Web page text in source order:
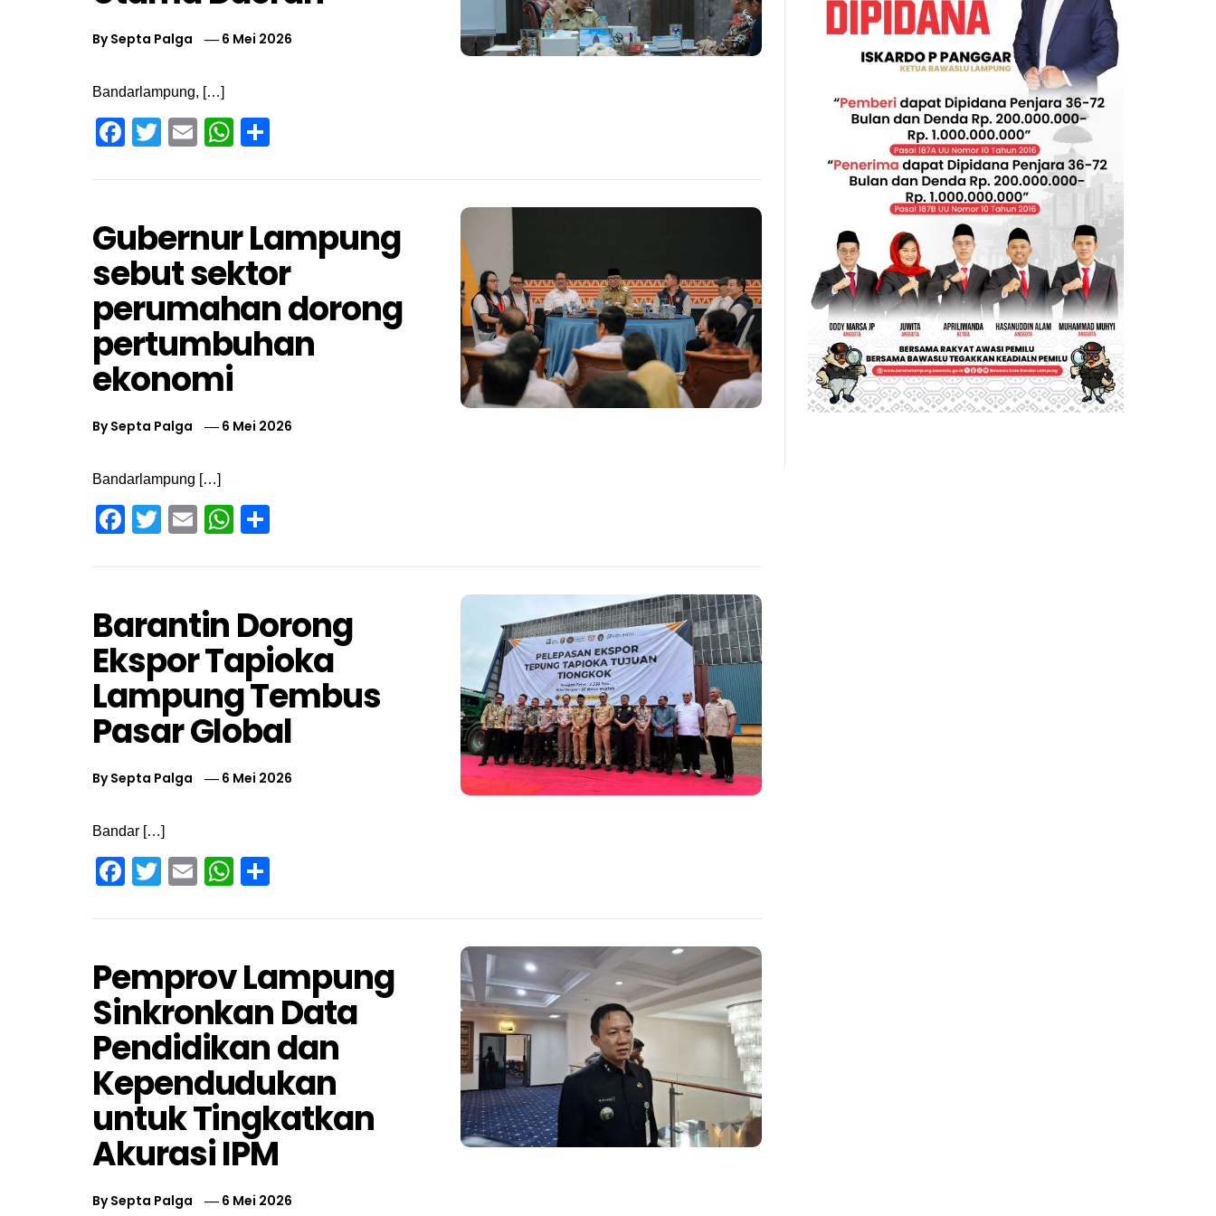
BySepta Palga 6 Mei 2026
Bandarlampung, […]
Facebook
TwitterEmailWhatsApp
Gubernur Lampung
sebut sektor
perumahan dorong
pertumbuhan
ekonomi
BySepta Palga 6 Mei 2026
Bandarlampung […]
Facebook
TwitterEmailWhatsApp
Barantin Dorong
Ekspor Tapioka
Lampung Tembus
Pasar Global
BySepta Palga 6 Mei 2026
Bandar […]
Facebook
TwitterEmailWhatsApp
Pemprov Lampung
Sinkronkan Data
Pendidikan dan
Kependudukan
untuk Tingkatkan
Akurasi IPM
BySepta Palga 6 Mei 2026